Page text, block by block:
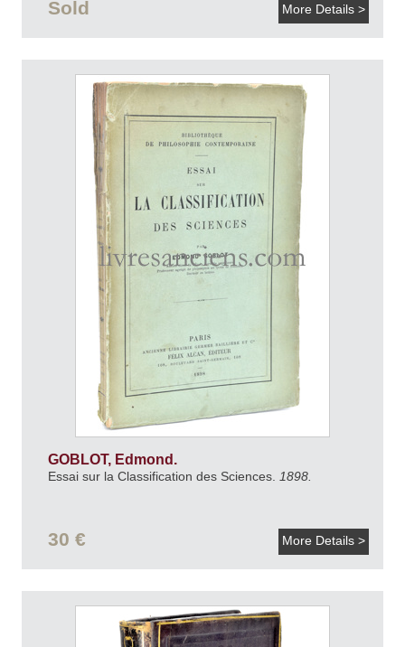
Sold More Details >
GOBLOT, Edmond.
Essai sur la Classification des Sciences. 1898.
30 € More Details >